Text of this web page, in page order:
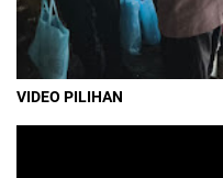
VIDEO PILIHAN